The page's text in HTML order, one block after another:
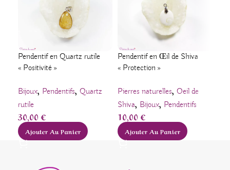
Pendentif en Quartz rutile
« Positivité »
Bijoux, Pendentifs, Quartz
rutile
30,00€
Ajouter Au Panier
Pendentif en Œil de Shiva
« Protection »
Pierres naturelles, Oeil de
Shiva, Bijoux, Pendentifs
10,00€
Ajouter Au Panier